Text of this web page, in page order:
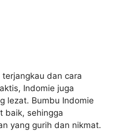
dan cara
Indomie juga
lezat. Bumbu Indomie
baik, sehingga
yang gurih dan nikmat.